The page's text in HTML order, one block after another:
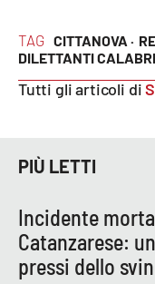
LaC TV
LaC OnAir
EDIZIONI
LOCALI
Catanzaro
TAG CITTANOVA ·
DILETTANTI
Tutti gli articoli di
PIÙ LETTI
Incidente
Catanzarese:
pressi dello